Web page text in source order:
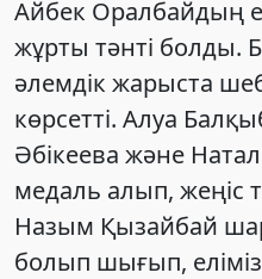
Айбек Оралбайдың
жұрты тәнті
әлемдік жарыста
көрсетті. Алуа
Әбікеева және
медаль алып, жеңіс
Назым Қызайбай
болып шығып,